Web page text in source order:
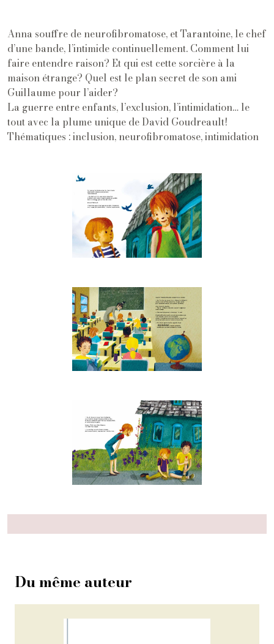
Anna souffre de neurofibromatose, et Tarantoine, le chef
d’une bande, l’intimide continuellement. Comment lui
faire entendre raison? Et qui est cette sorcière à la
maison étrange? Quel est le plan secret de son ami
Guillaume pour l’aider?
La guerre entre enfants, l’exclusion, l’intimidation… le
tout avec la plume unique de David Goudreault!
Thématiques : inclusion, neurofibromatose, intimidation
Du même auteur